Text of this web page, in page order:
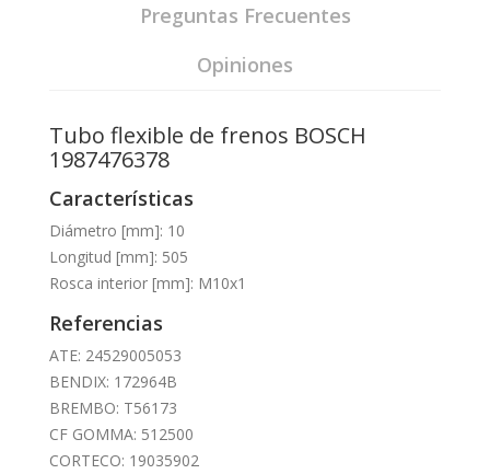
Preguntas Frecuentes
Opiniones
Tubo flexible de frenos BOSCH
1987476378
Características
Diámetro [mm]: 10
Longitud [mm]: 505
Rosca interior [mm]: M10x1
Referencias
ATE: 24529005053
BENDIX: 172964B
BREMBO: T56173
CF GOMMA: 512500
CORTECO: 19035902